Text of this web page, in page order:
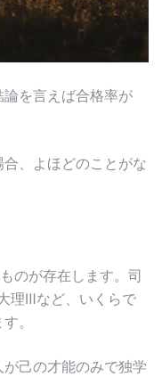
を言えば合格率が
、よほどのことがな
のが存在します。司
理Ⅲなど、いくらで
。
己の才能のみで独学